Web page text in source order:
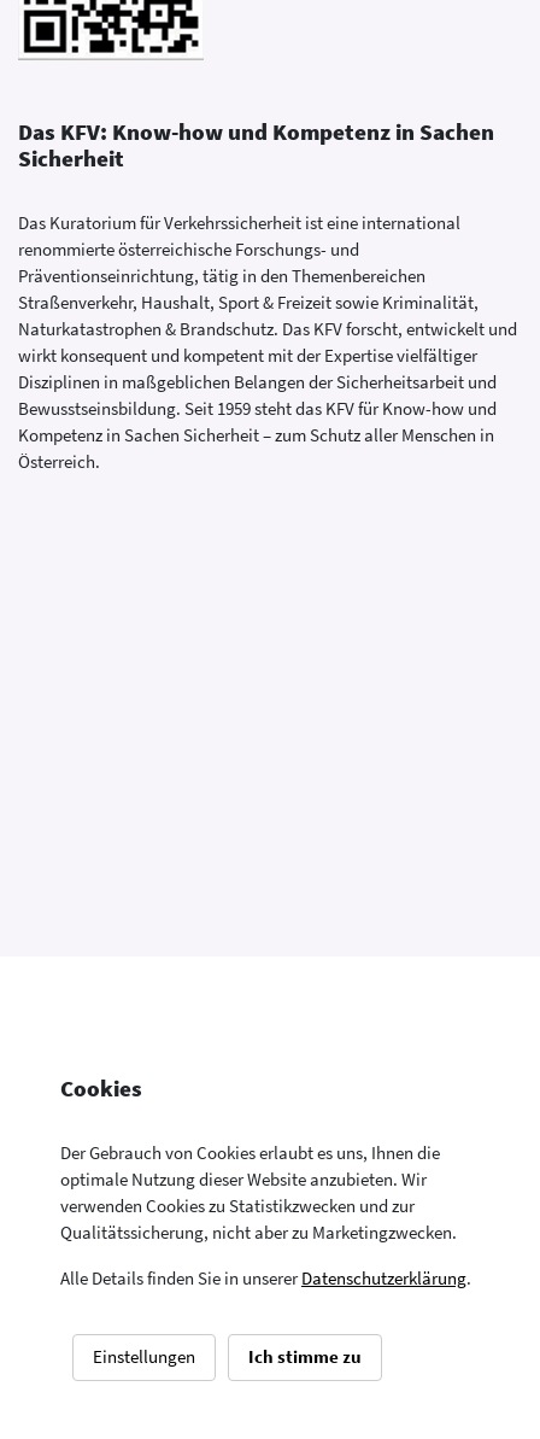
Cookies
Der Gebrauch von Cookies erlaubt es uns, Ihnen die
optimale Nutzung dieser Website anzubieten. Wir
verwenden Cookies zu Statistikzwecken und zur
Qualitätssicherung, nicht aber zu Marketingzwecken.
Alle Details finden Sie in unsererDatenschutzerklärung.
Einstellungen Ich stimme zu
Das KFV: Know-how und Kompetenz in Sachen
Sicherheit
Das Kuratorium für Verkehrssicherheit ist eine international
renommierte österreichische Forschungs- und
Präventionseinrichtung, tätig in den Themenbereichen
Straßenverkehr, Haushalt, Sport & Freizeit sowie Kriminalität,
Naturkatastrophen & Brandschutz. Das KFV forscht, entwickelt und
wirkt konsequent und kompetent mit der Expertise vielfältiger
Disziplinen in maßgeblichen Belangen der Sicherheitsarbeit und
Bewusstseinsbildung. Seit 1959 steht das KFV für Know-how und
Kompetenz in Sachen Sicherheit – zum Schutz aller Menschen in
Österreich.
Konsumentenfragen Newsletter
Aktuelle Neuigkeiten aus allen Bereichen der
Konsumentenfragen
Newsletter Kontakt
Datenschutzerklärung